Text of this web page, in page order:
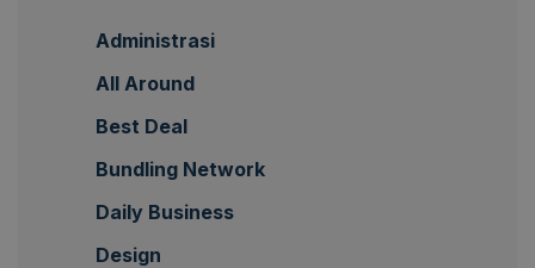
Administrasi
All Around
Best Deal
Bundling Network
Daily Business
Design